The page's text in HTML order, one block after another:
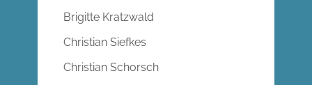
Brigitte Kratzwald
Christian Siefkes
Christian Schorsch